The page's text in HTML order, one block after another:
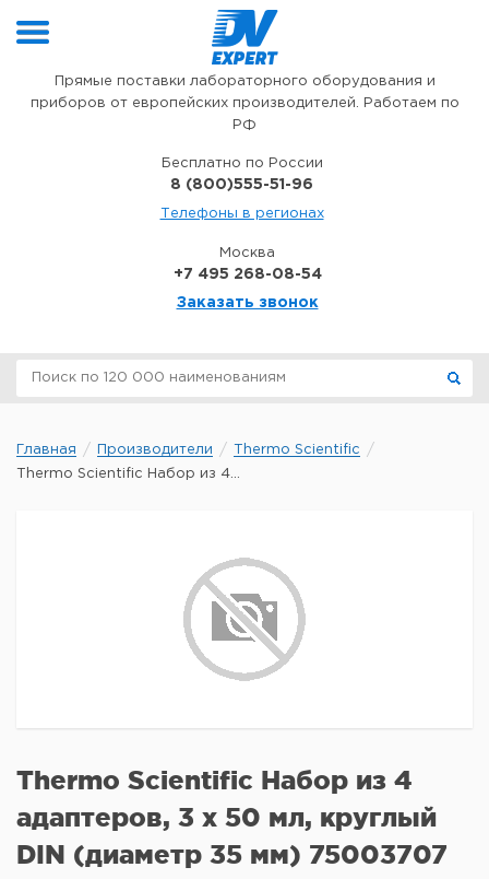
Прямые поставки лабораторного оборудования и
приборов от европейских производителей. Работаем по
РФ
Бесплатно по России
8 (800)555-51-96
Телефоны в регионах
Москва
+7 495 268-08-54
Заказать звонок
Главная Производители
Thermo Scientific
Thermo Scientific Набор из 4...
Thermo Scientific Набор из 4
адаптеров, 3 х 50 мл, круглый
DIN (диаметр 35 мм) 75003707